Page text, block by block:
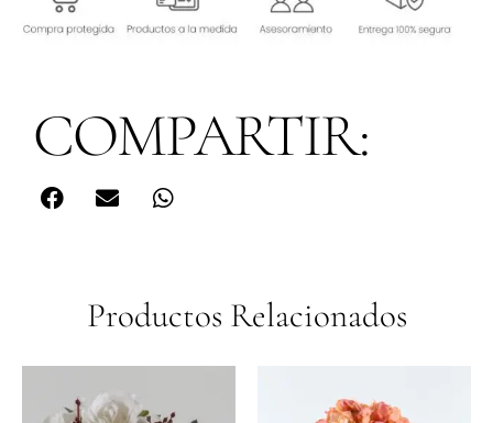
COMPARTIR:
Productos Relacionados